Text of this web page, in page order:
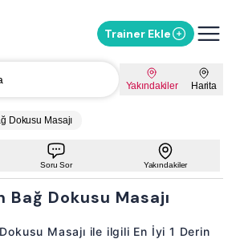
Trainer Ekle
Yakındakiler Harita
Dokusu Masajı
Soru Sor Yakındakiler
Dokusu Masajı
Masajı ile ilgili En İyi 1 Derin